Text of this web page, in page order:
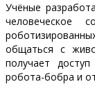
Учёные
человеческое
общаться с
получает
робота-бобра и